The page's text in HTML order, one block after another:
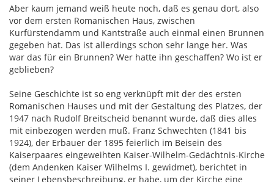
Aber kaum jemand weiß heute noch, daß es genau dort, also
vor dem ersten Romanischen Haus, zwischen
Kurfürstendamm und Kantstraße auch einmal einen Brunnen
gegeben hat. Das ist allerdings schon sehr lange her. Was
war das für ein Brunnen? Wer hatte ihn geschaffen? Wo ist er
geblieben?
Seine Geschichte ist so eng verknüpft mit der des ersten
Romanischen Hauses und mit der Gestaltung des Platzes, der
1947 nach Rudolf Breitscheid benannt wurde, daß dies alles
mit einbezogen werden muß. Franz Schwechten (1841 bis
1924), der Erbauer der 1895 feierlich im Beisein des
Kaiserpaares eingeweihten Kaiser-Wilhelm-Gedächtnis-Kirche
(dem Andenken Kaiser Wilhelms I. gewidmet), berichtet in
seiner Lebensbeschreibung, er habe, um der Kirche eine